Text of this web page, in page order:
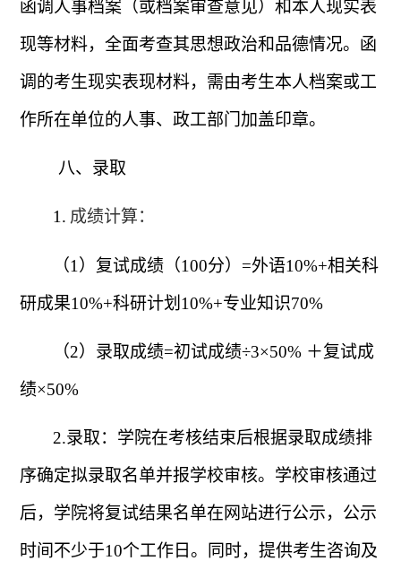
函调人事档案（或档案审查意见）和本人现实表
现等材料，全面考查其思想政治和品德情况。函
调的考生现实表现材料，需由考生本人档案或工
作所在单位的人事、政工部门加盖印章。
八、录取
1. 成绩计算：
（1 ）复试成绩（100分） =外语10%+相关科
研成果10%+科研计划 10%+专业知识70%
（2）录取成绩=初试成绩÷3×50% ＋复试成
绩×50%
2.录取：学院在考核结束后根据录取成绩排
序确定拟录取名单并报学校审核。学校审核通过
后，学院将复试结果名单在网站进行公示，公示
时间不少于10个工作日。同时，提供考生咨询及